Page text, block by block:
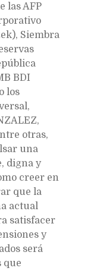
las AFP
Siembra
BDI
los
otras,
una
digna y
creer en
que la
actual
satisfacer
y
será
que